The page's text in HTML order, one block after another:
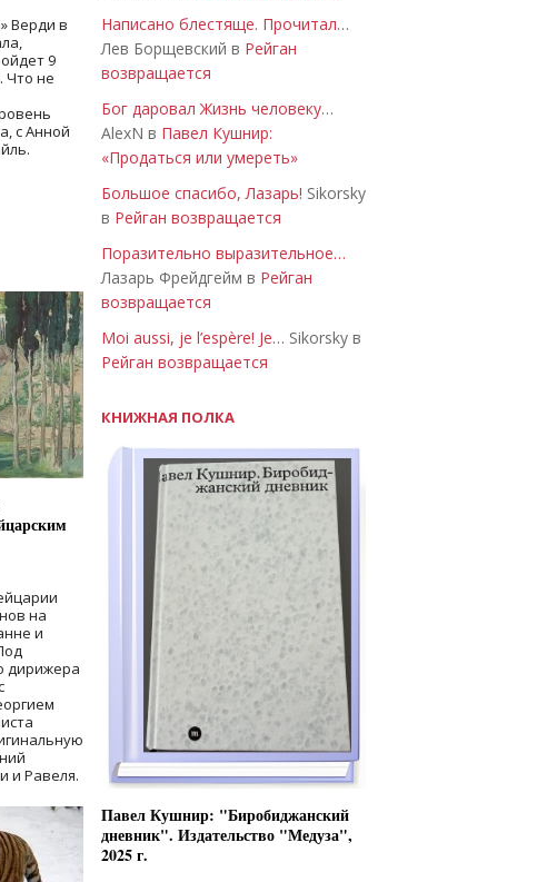
Верди в
9
Что не
с Анной
на
и
дирижера
и Равеля.
Написано блестяще. Прочитал…
Лев Борщевский в Рейган
возвращается
Бог даровал Жизнь человеку…
AlexN в Павел Кушнир:
«Продаться или умереть»
Большое спасибо, Лазарь! Sikorsky
в Рейган возвращается
Поразительно выразительное…
Лазарь Фрейдгейм в Рейган
возвращается
Moi aussi, je l’espère! Je… Sikorsky в
Рейган возвращается
КНИЖНАЯ ПОЛКА
Павел Кушнир: "Биробиджанский
дневник". Издательство "Медуза",
2025 г.